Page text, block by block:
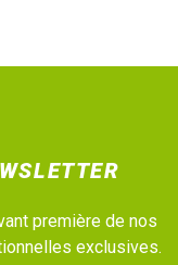
première de nos
exclusives.